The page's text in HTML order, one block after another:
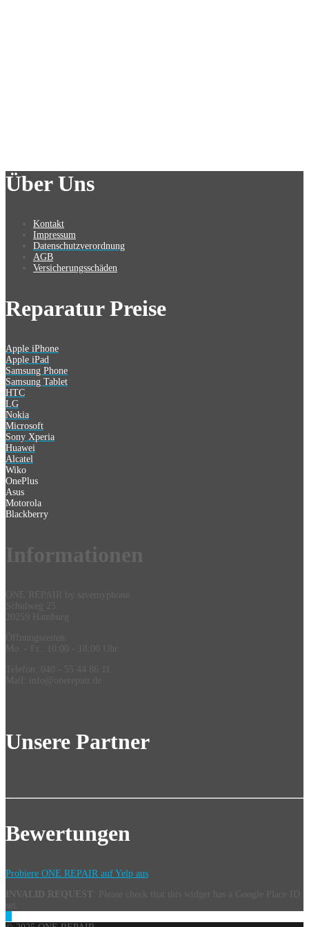
Über Uns
Kontakt
Impressum
Datenschutzverordnung
AGB
Versicherungsschäden
Reparatur Preise
Apple iPhone
Apple iPad
Samsung Phone
Samsung Tablet
HTC
LG
Nokia
Microsoft
Sony Xperia
Huawei
Alcatel
Wiko
OnePlus
Asus
Motorola
Blackberry
Information en
ONE REPAIR by savemyphone
Schulweg 25
Unsere Partner
Bewertungen
Probiere ONE REPAIR auf Yelp aus
INVALID REQUEST